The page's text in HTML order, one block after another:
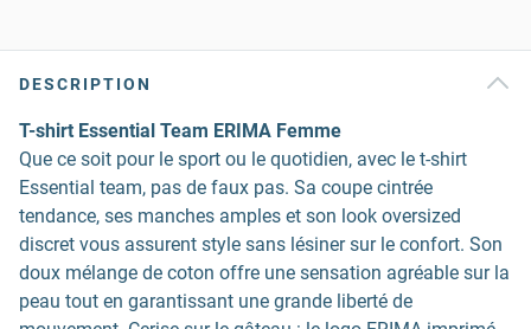
DESCRIPTION
T-shirt Essential Team ERIMA Femme
Que ce soit pour le sport ou le quotidien, avec le t-shirt
Essential team, pas de faux pas. Sa coupe cintrée
tendance, ses manches amples et son look oversized
discret vous assurent style sans lésiner sur le confort. Son
doux mélange de coton offre une sensation agréable sur la
peau tout en garantissant une grande liberté de